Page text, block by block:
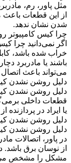
مثل پاور، رم،
از این قطعات
شدن نشان ندهد.
چرا کیس کامپیوتر
اگر نمی‌دانید چرا
خراب شده باشد،
باشند یا مادربرد
می‌تواند باعث
دلیل روشن نشدن
دلیل روشن نشدن
قطعات داخلی
یا ایراد در پردازنده
دلیل روشن نشدن
دلیل روشن نشدن
در پاور، اتصالات
از نوسان برق باشد.
مشکل را مشخص